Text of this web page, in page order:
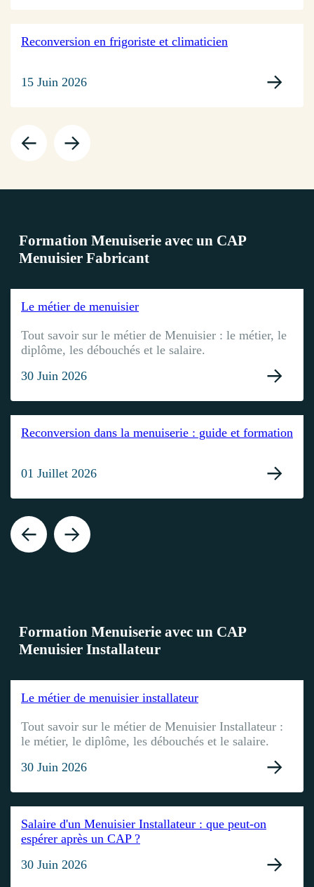
Reconversion en frigoriste et climaticien
15 Juin 2026
Formation Menuiserie avec un CAP
Menuisier Fabricant
Le métier de menuisier
Tout savoir sur le métier de Menuisier : le métier, le
diplôme, les débouchés et le salaire.
30 Juin 2026
Reconversion dans la menuiserie : guide et formation
01 Juillet 2026
Formation Menuiserie avec un CAP
Menuisier Installateur
Le métier de menuisier installateur
Tout savoir sur le métier de Menuisier Installateur :
le métier, le diplôme, les débouchés et le salaire.
30 Juin 2026
Salaire d'un Menuisier Installateur : que peut-on
espérer après un CAP ?
30 Juin 2026